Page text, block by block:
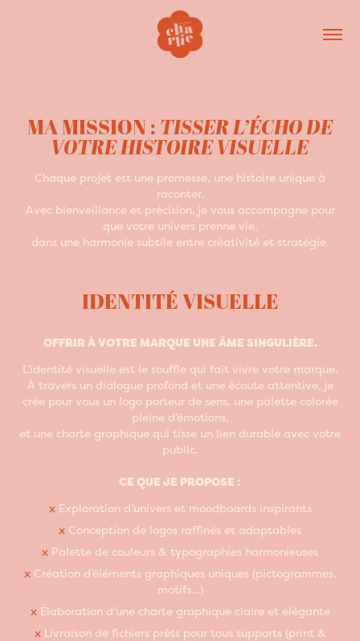
MA MISSION : TISSER L’ÉCHODE
VOTRE HISTOIRE VISUELLE
Chaque projet est une promesse, une histoire unique à
raconter.
Avec bienveillance et précision, je vous accompagne pour
que votre univers prenne vie,
dans une harmonie subtile entre créativité et stratégie.
IDENTITÉ VISUELLE
OFFRIR À VOTRE MARQUE UNE ÂME SINGULIÈRE.
L’identité visuelle est le souffle qui fait vivre votre marque.
À travers un dialogue profond et une écoute attentive, je
crée pour vous un logo porteur de sens, une palette colorée
pleine d’émotions,
et une charte graphique qui tisse un lien durable avec votre
public.​​​​​​​
CE QUE JE PROPOSE :
xExploration d’univers et moodboards inspirants
x Conception de logos raffinés et adaptables
x Palette de couleurs & typographies harmonieuses
xCréation d’éléments graphiques uniques (pictogrammes,
motifs…)
xÉlaboration d’une charte graphique claire et élégante
xLivraison de fichiers prêts pour tous supports (print &